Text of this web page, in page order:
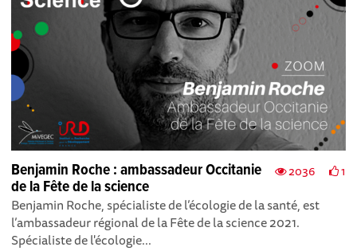
2036 1
Benjamin Roche : ambassadeur Occitanie
de la Fête de la science
Benjamin Roche, spécialiste de l’écologie de la santé, est
l’ambassadeur régional de la Fête de la science 2021.
Spécialiste de l'écologie...